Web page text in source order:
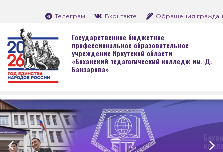
Телеграм Вконтакте Обращения граждан
Государственное бюджетное
профессиональное образовательное
учреждение Иркутской области
«Боханский педагогический колледж им. Д.
Банзарова»
Боханский
колледж им. Д.